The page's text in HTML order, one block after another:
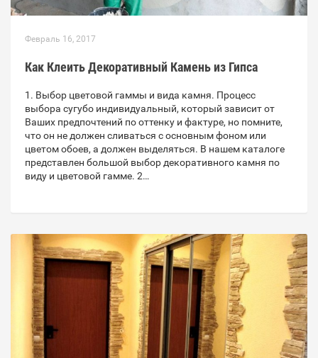
Февраль 16, 2017
Как Клеить Декоративный Камень из Гипса
1. Выбор цветовой гаммы и вида камня. Процесс
выбора сугубо индивидуальный, который зависит от
Ваших предпочтений по оттенку и фактуре, но помните,
что он не должен сливаться с основным фоном или
цветом обоев, а должен выделяться. В нашем каталоге
представлен большой выбор декоративного камня по
виду и цветовой гамме. 2…